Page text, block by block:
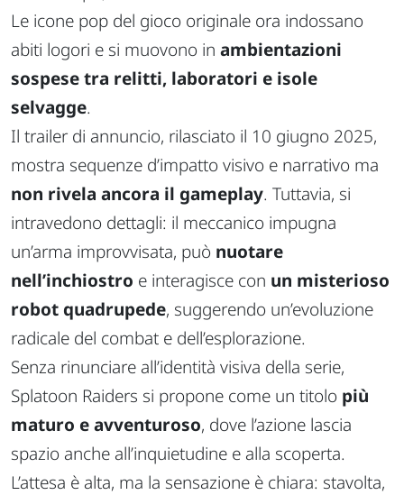
Le icone pop del gioco originale ora indossano
abiti logori e si muovono in ambientazioni
sospese tra relitti, laboratori e isole
selvagge.
Il trailer di annuncio, rilasciato il 10 giugno 2025,
mostra sequenze d’impatto visivo e narrativo ma
non rivela ancora il gameplay. Tuttavia, si
intravedono dettagli: il meccanico impugna
un’arma improvvisata, può nuotare
nell’inchiostro e interagisce con un misterioso
robot quadrupede, suggerendo un’evoluzione
radicale del combat e dell’esplorazione.
Senza rinunciare all’identità visiva della serie,
Splatoon Raiders si propone come un titolo più
maturo e avventuroso, dove l’azione lascia
spazio anche all’inquietudine e alla scoperta.
L’attesa è alta, ma la sensazione è chiara: stavolta,